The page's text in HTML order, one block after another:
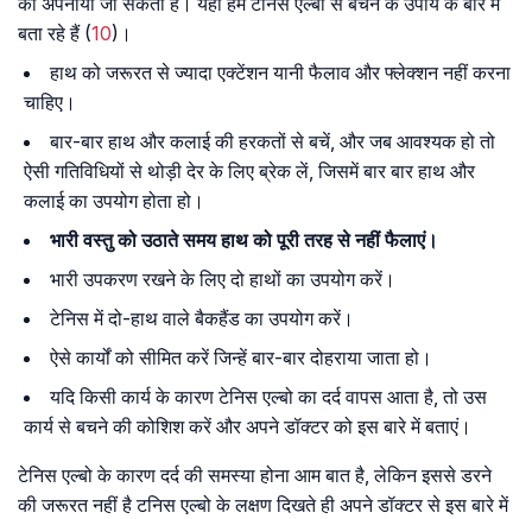
बता रहे हैं (10)।
हाथ को जरूरत से ज्यादा एक्टेंशन यानी फैलाव और फ्लेक्शन नहीं करना
चाहिए।
बार-बार हाथ और कलाई की हरकतों से बचें, और जब आवश्यक हो तो
ऐसी गतिविधियों से थोड़ी देर के लिए ब्रेक लें, जिसमें बार बार हाथ और
कलाई का उपयोग होता हो।
भारी वस्तु को उठाते समय हाथ को पूरी तरह से नहीं फैलाएं।
भारी उपकरण रखने के लिए दो हाथों का उपयोग करें।
टेनिस में दो-हाथ वाले बैकहैंड का उपयोग करें।
ऐसे कार्यों को सीमित करें जिन्हें बार-बार दोहराया जाता हो।
यदि किसी कार्य के कारण टेनिस एल्बो का दर्द वापस आता है, तो उस
कार्य से बचने की कोशिश करें और अपने डॉक्टर को इस बारे में बताएं।
टेनिस एल्बो के कारण दर्द की समस्या होना आम बात है, लेकिन इससे डरने
की जरूरत नहीं है टनिस एल्बो के लक्षण दिखते ही अपने डॉक्टर से इस बारे में